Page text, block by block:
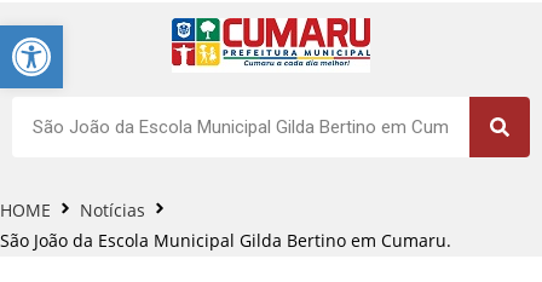
Barra de Ferramentas Aberta
HOME
Notícias
São João da Escola Municipal Gilda Bertino em Cumaru.